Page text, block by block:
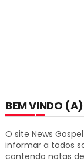
BEM VINDO
O site News
informar a todos
contendo notas